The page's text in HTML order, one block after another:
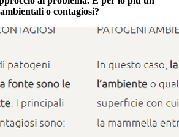
o contagiosi?